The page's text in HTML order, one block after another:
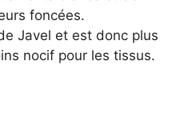
foncées.
Javel et est donc plus
nocif pour les tissus.